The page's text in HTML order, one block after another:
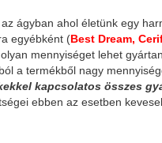
ágyban ahol életünk egy
egyébként (Best Dream,
mennyiséget lehet
a termékből nagy
kapcsolatos összes
ebben az esetben